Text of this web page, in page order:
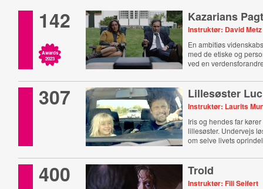
142
Awards
2023
Kazarians
Instruktør: David Metz
En ambitiøs
med de etiske og
ved en
307 Lillesøster
Instruktør: Laurits
Iris og hendes far
lillesøster. Undervejs
om selve livets
400 Trold
Instruktør: Fili Seifert